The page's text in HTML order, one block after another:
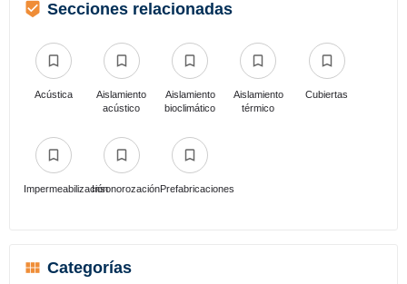
Secciones relacionadas
Acústica
Aislamiento
acústico
Aislamiento
bioclimático
Aislamiento
térmico
Cubiertas
ImpermeabilizaciónInsonorozaciónPrefabricaciones
Categorías